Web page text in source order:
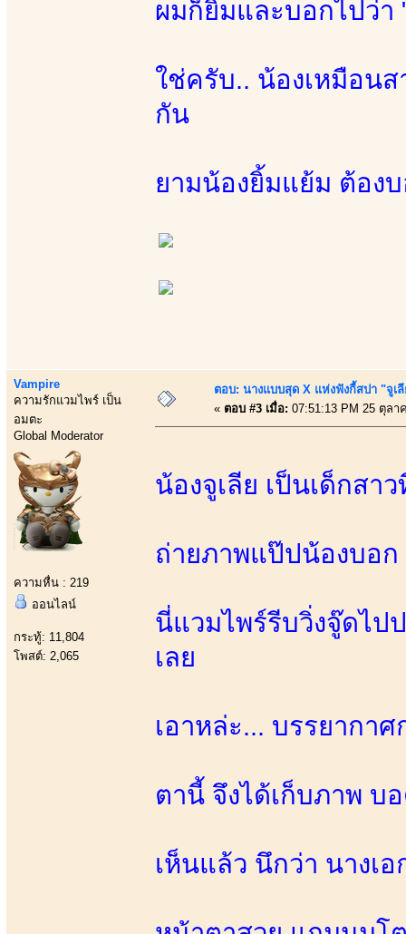
ผมก็ยิ้มและบอกไปว่า
ใช่ครับ.. น้องเหมือน
กัน
ยามน้องยิ้มแย้ม ต้อง
Vampire
ความรักแวมไพร์ เป็น
อมตะ
Global Moderator
ความหื่น : 219
ออนไลน์
กระทู้: 11,804
โพสต์: 2,065
ตอบ: นางแบบสุด X แห่งฟังกี้สปา "จูเ
« ตอบ #3 เมื่อ: 07:51:13 PM 25 ตุลา
น้องจูเลีย เป็นเด็กส
ถ่ายภาพแป๊ปน้องบอก
นี่แวมไพร์รีบวิ่งจู๊ดไป
เลย
เอาหล่ะ... บรรยากา
ตานี้ จึงได้เก็บภาพ บ
เห็นแล้ว นึกว่า นางเ